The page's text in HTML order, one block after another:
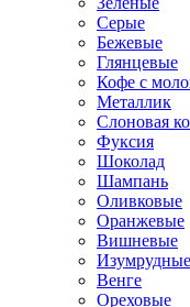
Серые
Бежевые
Глянцевые
Кофе с
Металлик
Слоновая
Фуксия
Шоколад
Шампань
Оливковые
Оранжевые
Вишневые
Изумрудные
Венге
Ореховые